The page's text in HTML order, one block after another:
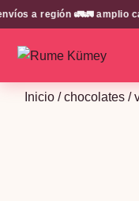
a región 🚛🚛 amplio
Inicio /chocolates /